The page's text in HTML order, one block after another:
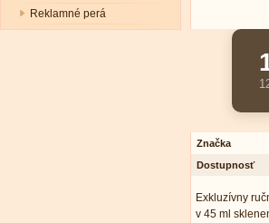
Reklamné perá
Značka
Dostupnosť
Exkluzívny
v 45 ml